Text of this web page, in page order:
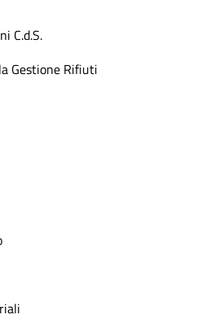
C.d.S.
Gestione Rifiuti